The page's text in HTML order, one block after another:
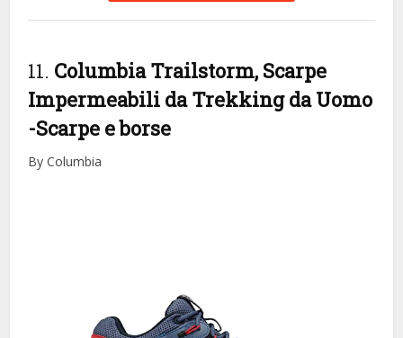
11. Columbia Trailstorm, Scarpe
Impermeabili da Trekking da Uomo
-Scarpe e borse
By Columbia